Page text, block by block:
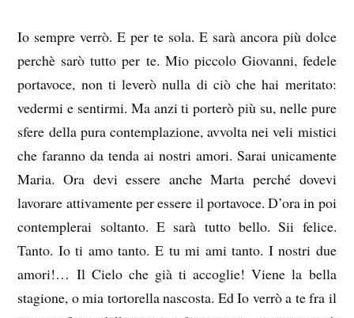
Io sempre verrò. E per te sola. E sarà ancora più dolce
perchè sarò tutto per te. Mio piccolo Giovanni, fedele
portavoce, non ti leverò nulla di ciò che hai meritato:
vedermi e sentirmi. Ma anzi ti porterò più su, nelle pure
sfere della pura contemplazione, avvolta nei veli mistici
che faranno da tenda ai nostri amori. Sarai unicamente
Maria. Ora devi essere anche Marta perché dovevi
lavorare attivamente per essere il portavoce. D’ora in poi
contemplerai soltanto. E sarà tutto bello. Sii felice.
Tanto. Io ti amo tanto. E tu mi ami tanto. I nostri due
amori!… Il Cielo che già ti accoglie! Viene la bella
stagione, o mia tortorella nascosta. Ed Io verrò a te fra il